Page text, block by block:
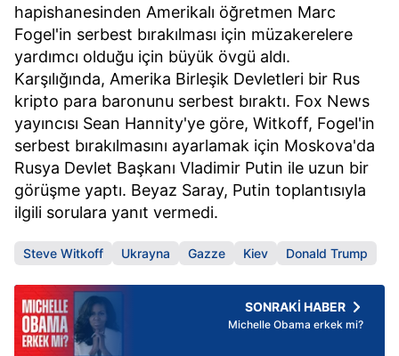
hapishanesinden Amerikalı öğretmen Marc
Fogel'in serbest bırakılması için müzakerelere
yardımcı olduğu için büyük övgü aldı.
Karşılığında, Amerika Birleşik Devletleri bir Rus
kripto para baronunu serbest bıraktı. Fox News
yayıncısı Sean Hannity'ye göre, Witkoff, Fogel'in
serbest bırakılmasını ayarlamak için Moskova'da
Rusya Devlet Başkanı Vladimir Putin ile uzun bir
görüşme yaptı. Beyaz Saray, Putin toplantısıyla
ilgili sorulara yanıt vermedi.
Steve Witkoff Ukrayna Gazze Kiev Donald Trump
SONRAKİ HABER
Michelle Obama erkek mi?